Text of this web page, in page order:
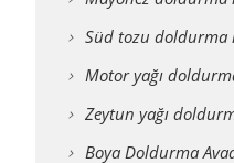
Süd tozu doldurma
Motor yağı
Zeytun yağı
Boya Doldurma